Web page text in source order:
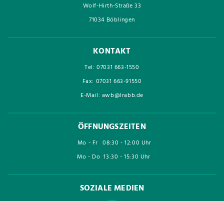
Wolf-Hirth-Straße 33
71034 Böblingen
KONTAKT
Tel: 07031 663-1550
Fax: 07031 663-91550
E-Mail: awb@lrabb.de
ÖFFNUNGSZEITEN
Mo - Fr 08:30 - 12:00 Uhr
Mo - Do 13:30 - 15:30 Uhr
SOZIALE MEDIEN